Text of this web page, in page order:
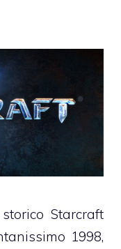
Starcraft
1998,